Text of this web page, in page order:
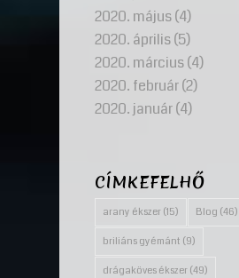
2020. május(4)
2020. április(5)
2020. március(4)
2020. február(2)
2020. január(4)
CÍMKEFELHŐ
arany ékszer (15) Blog (46)
briliáns gyémánt (9)
drágaköves ékszer (49)